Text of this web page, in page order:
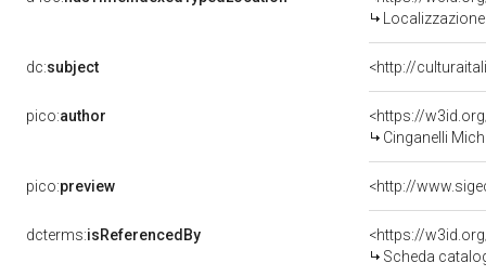
dc:subject <http://
pico:author
<https://
Cinganelli
pico:preview
dcterms:isReferencedBy
<https://
Scheda